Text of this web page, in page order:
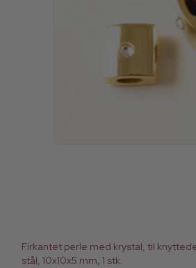
Firkantet perle med krystal, til
stål, 10x10x5 mm, 1 stk.